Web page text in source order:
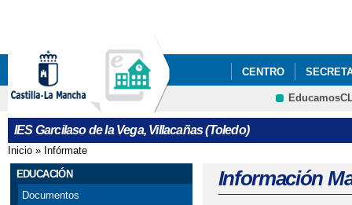
CENTRO
DOCS FP
TRATAMIENTO DE
CENTRO
IES Garcilaso de la Vega, Villacañas (Toledo)
Se encuentra usted aquí
Inicio » Infórmate
EDUCACIÓN
Documentos
Información